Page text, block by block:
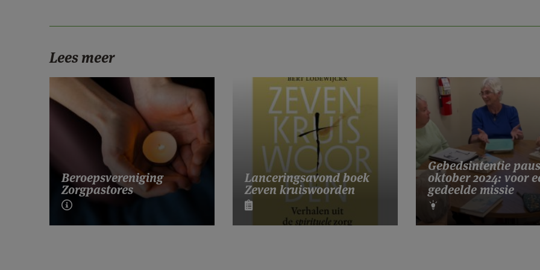
Lees meer
Beroepsvereniging
Zorgpastores
Lanceringsavond boek
Zeven kruiswoorden
Gebedsintentie paus
oktober 2024: voor
gedeelde missie